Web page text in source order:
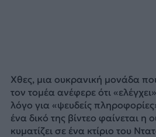
Χθες, μια ουκρανική μονάδα
τον τομέα ανέφερε ότι
λόγο για «ψευδείς
ένα δικό της βίντεο φαίνεται η
κυματίζει σε ένα κτίριο του